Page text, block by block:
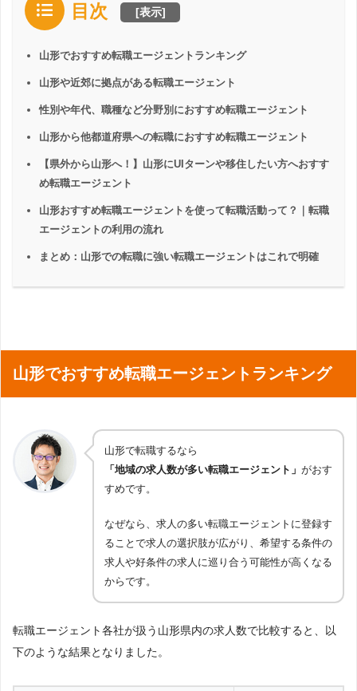
目次 [表示]
山形でおすすめ転職エージェントランキング
山形や近郊に拠点がある転職エージェント
性別や年代、職種など分野別におすすめ転職エージェント
山形から他都道府県への転職におすすめ転職エージェント
【県外から山形へ！】山形にUIターンや移住したい方へおすす
め転職エージェント
山形おすすめ転職エージェントを使って転職活動って？｜転職
エージェントの利用の流れ
まとめ：山形での転職に強い転職エージェントはこれで明確
山形でおすすめ転職エージェントランキング
山形で転職するなら
「地域の求人数が多い転職エージェント」 がおす
すめです。
なぜなら、求人の多い転職エージェントに登録す
ることで求人の選択肢が広がり、希望する条件の
求人や好条件の求人に巡り合う可能性が高くなる
からです。
転職エージェント各社が扱う山形県内の求人数で比較すると、以
下のような結果となりました。